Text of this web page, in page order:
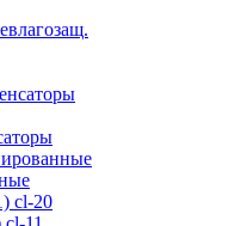
cl-20